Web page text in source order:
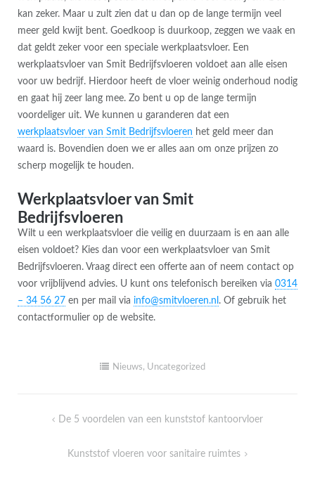
kan zeker. Maar u zult zien dat u dan op de lange termijn veel
meer geld kwijt bent. Goedkoop is duurkoop, zeggen we vaak en
dat geldt zeker voor een speciale werkplaatsvloer. Een
werkplaatsvloer van Smit Bedrijfsvloeren voldoet aan alle eisen
voor uw bedrijf. Hierdoor heeft de vloer weinig onderhoud nodig
en gaat hij zeer lang mee. Zo bent u op de lange termijn
voordeliger uit. We kunnen u garanderen dat een
werkplaatsvloer van Smit Bedrijfsvloeren het geld meer dan
waard is. Bovendien doen we er alles aan om onze prijzen zo
scherp mogelijk te houden.
Werkplaatsvloer van Smit
Bedrijfsvloeren
Wilt u een werkplaatsvloer die veilig en duurzaam is en aan alle
eisen voldoet? Kies dan voor een werkplaatsvloer van Smit
Bedrijfsvloeren. Vraag direct een offerte aan of neem contact op
voor vrijblijvend advies. U kunt ons telefonisch bereiken via 0314
– 34 56 27 en per mail via info@smitvloeren.nl . Of gebruik het
contactformulier op de website.
Nieuws, Uncategorized
BerichtDe 5 voordelen van een kunststof kantoorvloer
Kunststof vloeren voor sanitaire ruimtes